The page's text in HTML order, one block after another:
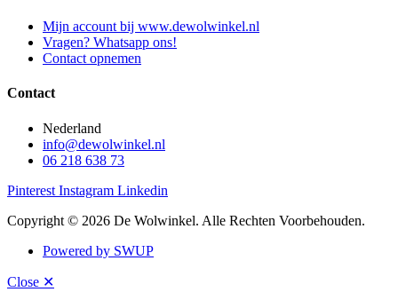
Mijn account bij www.dewolwinkel.nl
Vragen? Whatsapp ons!
Contact opnemen
Contact
Nederland
info@dewolwinkel.nl
06 218 638 73
Pinterest Instagram Linkedin
Copyright © 2026 De Wolwinkel. Alle Rechten Voorbehouden.
Powered by SWUP
Close ✕